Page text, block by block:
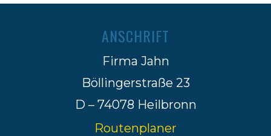
ANSCHRIFT
Firma Jahn
Böllingerstraße 23
D – 74078 Heilbronn
Routenplaner